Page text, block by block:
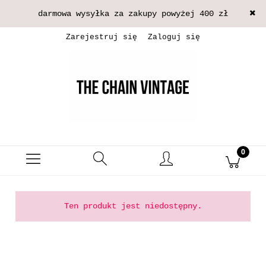
darmowa wysyłka za zakupy powyżej 400 zł
Zarejestruj się Zaloguj się
Ten produkt jest niedostępny.